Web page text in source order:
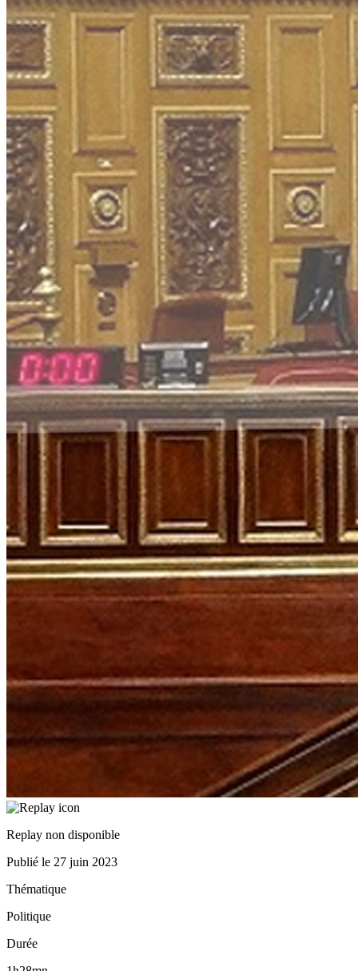
Replay non disponible
Publié le 27 juin 2023
Thématique
Politique
Durée